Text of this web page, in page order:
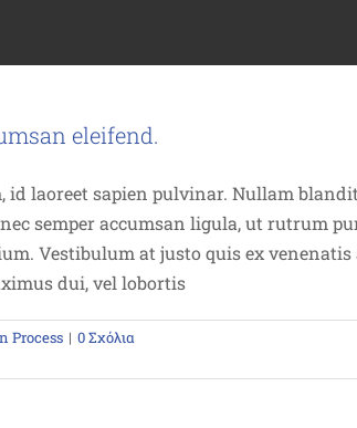
eleifend.
id laoreet sapien pulvinar. Nullam
semper accumsan ligula, ut rutrum
Vestibulum at justo quis ex venenatis
dui, vel lobortis
Process | 0 Σχόλια